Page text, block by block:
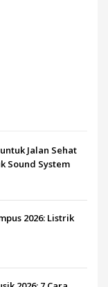
Jalan Sehat
Sound System
2026: Listrik